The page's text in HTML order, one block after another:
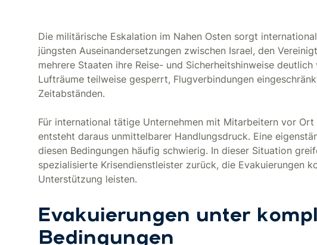
Die militärische Eskalation im Nahen Osten sorgt
jüngsten Auseinandersetzungen zwischen Israel, den
mehrere Staaten ihre Reise- und Sicherheitshinweise
Lufträume teilweise gesperrt, Flugverbindungen
Zeitabständen.
Für international tätige Unternehmen mit Mitarbeitern vor
entsteht daraus unmittelbarer Handlungsdruck. Eine
diesen Bedingungen häufig schwierig. In dieser Situation
spezialisierte Krisendienstleister zurück, die Evakuierungen
Unterstützung leisten.
Evakuierungen unter
Bedingungen